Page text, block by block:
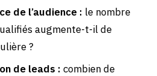
de l’audience : le nombre
augmente-t-il de
?
de leads : combien de